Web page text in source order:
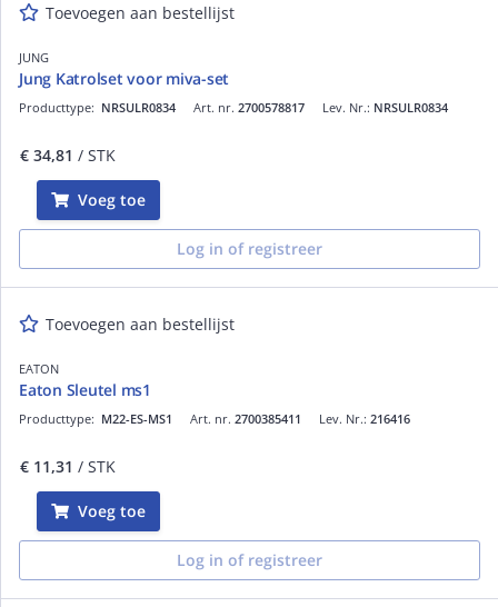
Toevoegen aan bestellijst
JUNG
Jung Katrolset voor miva-set
Art. nr. 2700578817
Producttype: NRSULR0834 Lev. Nr.: NRSULR0834
€ 34,81 / STK
Voeg toe
Log in of registreer
Toevoegen aan bestellijst
EATON
Eaton Sleutel ms1
Art. nr. 2700385411
Producttype: M22-ES-MS1 Lev. Nr.: 216416
€ 11,31 / STK
Voeg toe
Log in of registreer